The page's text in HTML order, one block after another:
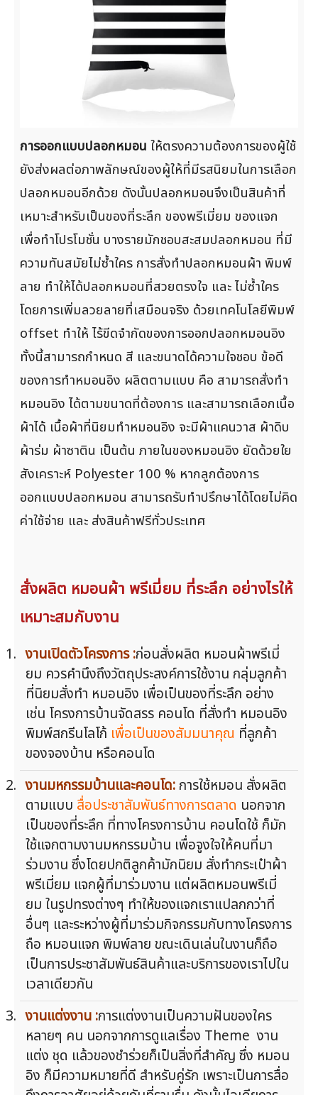
การออกแบบปลอกหมอน ให้ตรงความต้องการของผู้ใช้
ยังส่งผลต่อภาพลักษณ์ของผู้ให้ที่มีรสนิยมในการเลือก
ปลอกหมอนอีกด้วย ดังนั้นปลอกหมอนจึงเป็นสินค้าที่
เหมาะสำหรับเป็นของที่ระลึก ของพรีเมี่ยม ของแจก
เพื่อทำโปรโมชั่น บางรายมักชอบสะสมปลอกหมอน ที่มี
ความทันสมัยไม่ซ้ำใคร การสั่งทำปลอกหมอนผ้า พิมพ์
ลาย ทำให้ได้ปลอกหมอนที่สวยตรงใจ และ ไม่ซ้ำใคร
โดยการเพิ่มลวยลายที่เสมือนจริง ด้วยเทคโนโลยีพิมพ์
offset ทำให้ ไร้ขีดจำกัดของการออกปลอกหมอนอิง
ทั้งนี้สามารถกำหนด สี และขนาดได้ความใจชอบ ข้อดี
ของการทำหมอนอิง ผลิตตามแบบ คือ สามารถสั่งทำ
หมอนอิง ได้ตามขนาดที่ต้องการ และสามารถเลือกเนื้อ
ผ้าได้ เนื้อผ้าที่นิยมทำหมอนอิง จะมีผ้าแคนวาส ผ้าดิบ
ผ้าร่ม ผ้าซาติน เป็นต้น ภายในของหมอนอิง ยัดด้วยใย
สังเคราะห์ Polyester 100 % หากลูกต้องการ
ออกแบบปลอกหมอน สามารถรับทำปรึกษาได้โดยไม่คิด
ค่าใช้จ่าย และ ส่งสินค้าฟรีทั่วประเทศ
สั่งผลิต หมอนผ้า พรีเมี่ยม ที่ระลึก อย่างไรให้
เหมาะสมกับงาน
งานเปิดตัวโครงการ :ก่อนสั่งผลิต หมอนผ้าพรีเมี่
ยม ควรคำนึงถึงวัตถุประสงค์การใช้งาน กลุ่มลูกค้า
ที่นิยมสั่งทำ หมอนอิง เพื่อเป็นของที่ระลึก อย่าง
เช่น โครงการบ้านจัดสรร คอนโด ที่สั่งทำ หมอนอิง
พิมพ์สกรีนโลโก้ เพื่อเป็นของสัมมนาคุณ ที่ลูกค้า
ของจองบ้าน หรือคอนโด
งานมหกรรมบ้านและคอนโด: การใช้หมอน สั่งผลิต
ตามแบบ สื่อประชาสัมพันธ์ทางการตลาด นอกจาก
เป็นของที่ระลึก ที่ทางโครงการบ้าน คอนโดใช้ ก็มัก
ใช้แจกตามงานมหกรรมบ้าน เพื่อจูงใจให้คนที่มา
ร่วมงาน ซึ่งโดยปกติลูกค้ามักนิยม สั่งทำกระเป๋าผ้า
พรีเมี่ยม แจกผู้ที่มาร่วมงาน แต่ผลิตหมอนพรีเมี่
ยม ในรูปทรงต่างๆ ทำให้ของแจกเราแปลกกว่าที่
อื่นๆ และระหว่างผู้ที่มาร่วมกิจกรรมกับทางโครงการ
ถือ หมอนแจก พิมพ์ลาย ขณะเดินเล่นในงานก็ถือ
เป็นการประชาสัมพันธ์สินค้าและบริการของเราไปใน
เวลาเดียวกัน
งานแต่งงาน :การแต่งงานเป็นความฝันของใคร
หลายๆ คน นอกจากการดูแลเรื่อง Theme งาน
แต่ง ชุด แล้วของชำร่วยก็เป็นสิ่งที่สำคัญ ซึ่ง หมอน
อิง ก็มีความหมายที่ดี สำหรับคู่รัก เพราะเป็นการสื่อ